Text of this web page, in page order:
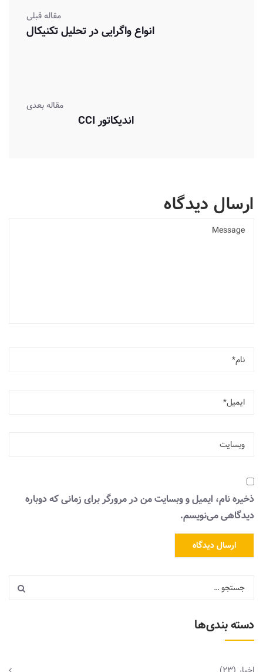
مقاله قبلی
انواع واگرایی در تحلیل تکنیکال
مقاله بعدی
اندیکاتور CCI
ارسال دیدگاه
ذخیره نام، ایمیل و وبسایت من در مرورگر برای زمانی که دوباره
دیدگاهی می‌نویسم.
دسته بندی‌ها